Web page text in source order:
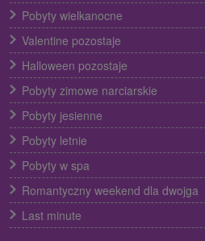
Pobyty wielkanocne
Valentine pozostaje
Halloween pozostaje
Pobyty zimowe narciarskie
Pobyty jesienne
Pobyty letnie
Pobyty w spa
Romantyczny weekend dla dwojga
Last minute